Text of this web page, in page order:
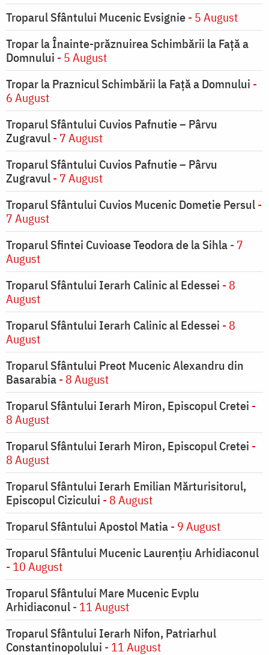
Troparul Sfântului Mucenic Evsignie- 5 August
Tropar la Înainte-prăznuirea Schimbării la Faţă a
Domnului - 5 August
Tropar la Praznicul Schimbării la Faţă a Domnului -
6 August
Troparul Sfântului Cuvios Pafnutie – Pârvu
Zugravul- 7 August
Troparul Sfântului Cuvios Pafnutie – Pârvu
Zugravul- 7 August
Troparul Sfântului Cuvios Mucenic Dometie Persul-
7 August
Troparul Sfintei Cuvioase Teodora de la Sihla- 7
August
Troparul Sfântului Ierarh Calinic al Edessei - 8
August
Troparul Sfântului Ierarh Calinic al Edessei - 8
August
Troparul Sfântului Preot Mucenic Alexandru din
Basarabia- 8 August
Troparul Sfântului Ierarh Miron, Episcopul Cretei -
8 August
Troparul Sfântului Ierarh Miron, Episcopul Cretei -
8 August
Troparul Sfântului Ierarh Emilian Mărturisitorul,
Episcopul Cizicului - 8 August
Troparul Sfântului Apostol Matia- 9 August
Troparul Sfântului Mucenic Laurențiu Arhidiaconul
- 10 August
Troparul Sfântului Mare Mucenic Evplu
Arhidiaconul- 11 August
Troparul Sfântului Ierarh Nifon, Patriarhul
Constantinopolului - 11 August